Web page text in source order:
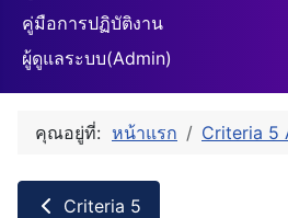
คู่มือการปฏิบัติงาน
ผู้ดูแลระบบ(Admin)
คุณอยู่ที่: หน้าแรก Criteria 5
Criteria 5